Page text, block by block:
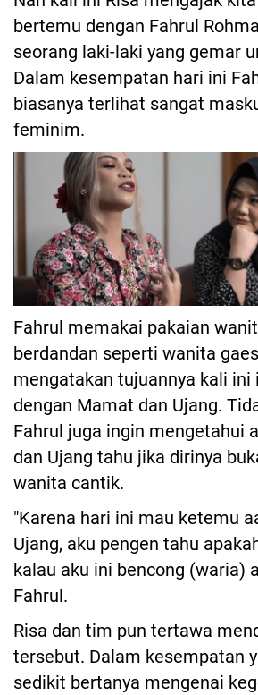
bertemu dengan Fahrul
seorang laki-laki yang gemar
Dalam kesempatan hari ini
biasanya terlihat sangat
feminim.
Fahrul memakai pakaian
berdandan seperti wanita
mengatakan tujuannya kali ini
dengan Mamat dan Ujang.
Fahrul juga ingin mengetahui
dan Ujang tahu jika dirinya
wanita cantik.
"Karena hari ini mau ketemu
Ujang, aku pengen tahu
kalau aku ini bencong (waria)
Fahrul.
Risa dan tim pun tertawa
tersebut. Dalam kesempatan
sedikit bertanya mengenai